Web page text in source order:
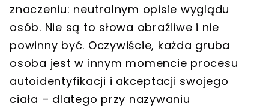
znaczeniu: neutralnym opisie wyglądu
osób. Nie są to słowa obraźliwe i nie
powinny być. Oczywiście, każda gruba
osoba jest w innym momencie procesu
autoidentyfikacji i akceptacji swojego
ciała – dlatego przy nazywaniu